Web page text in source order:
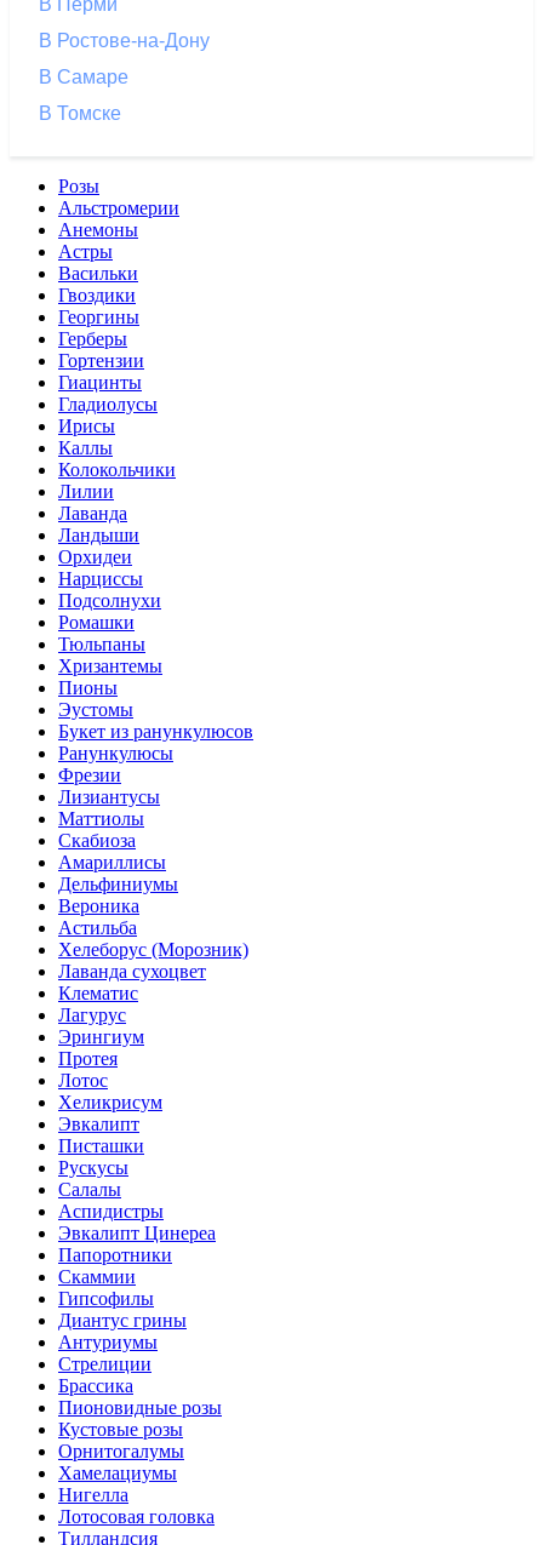
В Ростове-на-Дону
В Самаре
В Томске
Розы
Альстромерии
Анемоны
Астры
Васильки
Гвоздики
Георгины
Герберы
Гортензии
Гиацинты
Гладиолусы
Ирисы
Каллы
Колокольчики
Лилии
Лаванда
Ландыши
Орхидеи
Нарциссы
Подсолнухи
Ромашки
Тюльпаны
Хризантемы
Пионы
Эустомы
Букет из ранункулюсов
Ранункулюсы
Фрезии
Лизиантусы
Маттиолы
Скабиоза
Амариллисы
Дельфиниумы
Вероника
Астильба
Хелеборус (Морозник)
Лаванда сухоцвет
Клематис
Лагурус
Эрингиум
Протея
Лотос
Хеликрисум
Эвкалипт
Писташки
Рускусы
Салалы
Аспидистры
Эвкалипт Цинереа
Папоротники
Скаммии
Гипсофилы
Диантус грины
Антуриумы
Стрелиции
Брассика
Пионовидные розы
Кустовые розы
Орнитогалумы
Хамелациумы
Нигелла
Лотосовая головка
Тилландсия